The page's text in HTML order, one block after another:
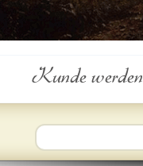
Kunde werden